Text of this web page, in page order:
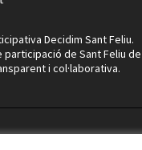
Decidim Sant Feliu.
de Sant Feliu de
i col·laborativa.